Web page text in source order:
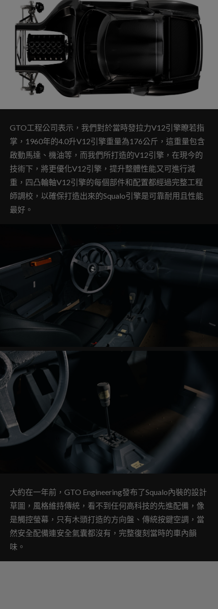
GTO工程公司表示，我們對於當時發拉力V12引擎瞭若指
掌，1960年的4.0升V12引擎重量為176公斤，這重量包含
啟動馬達、機油等，而我們所打造的V12引擎，在現今的
技術下，將更優化V12引擎，提升整體性能又可進行減
重，四凸輪軸V12引擎的每個部件和配置都經過完整工程
師調校，以確保打造出來的Squalo引擎是可靠耐用且性能
最好。
大約在一年前，GTO Engineering發布了Squalo內裝的設計
草圖，風格維持傳統，看不到任何高科技的先進配備，像
是觸控螢幕，只有木頭打造的方向盤、傳統按鍵空調，當
然安全配備連安全氣囊都沒有，完整復刻當時的車內韻
味。